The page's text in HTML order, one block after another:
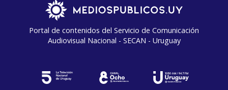
Portal de contenidos del Servicio de Comunicación
Audiovisual Nacional - SECAN - Uruguay